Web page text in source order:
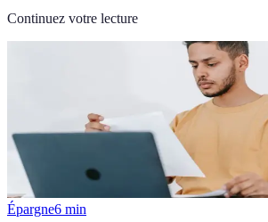
Continuez votre lecture
Épargne6 min